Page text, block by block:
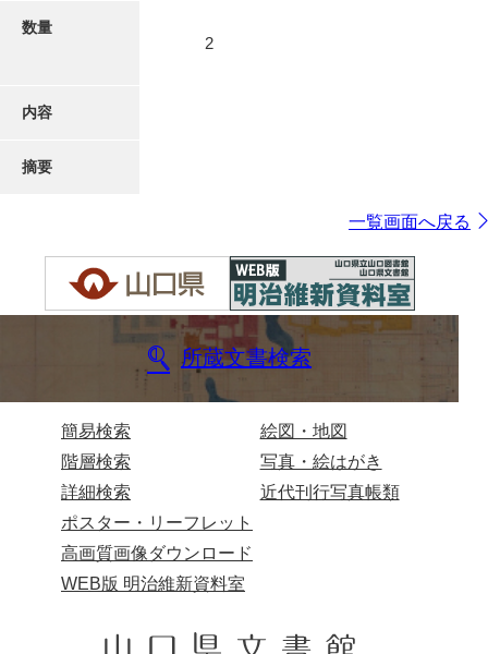
数量
2
内容
摘要
一覧画面へ戻る
所蔵文書検索
簡易検索
階層検索
詳細検索
絵図・地図
写真・絵はがき
近代刊行写真帳類
ポスター・リーフレット
高画質画像ダウンロード
WEB版 明治維新資料室